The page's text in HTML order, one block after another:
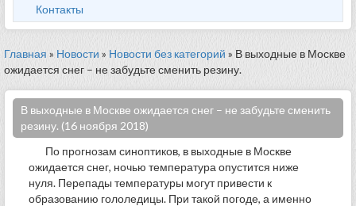
Контакты
Главная » Новости » Новости без категорий » В выходные в Москве
ожидается снег – не забудьте сменить резину.
В выходные в Москве ожидается снег – не забудьте сменить
резину. (16 ноября 2018)
По прогнозам синоптиков, в выходные в Москве
ожидается снег, ночью температура опустится ниже
нуля. Перепады температуры могут привести к
образованию гололедицы. При такой погоде, а именно